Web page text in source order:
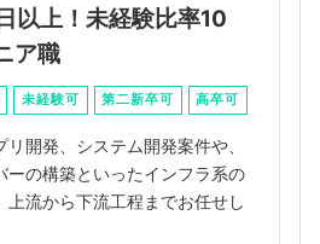
以上！未経験比率10
ア職
未経験可 第二新卒可 高卒可
開発、システム開発案件や、
ーの構築といったインフラ系の
上流から下流工程までお任せし